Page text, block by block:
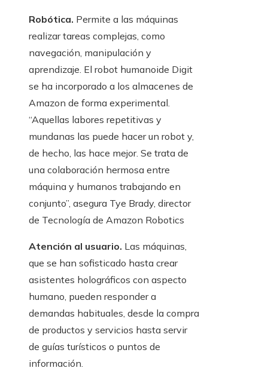
Robótica. Permite a las máquinas
realizar tareas complejas, como
navegación, manipulación y
aprendizaje. El robot humanoide Digit
se ha incorporado a los almacenes de
Amazon de forma experimental.
“Aquellas labores repetitivas y
mundanas las puede hacer un robot y,
de hecho, las hace mejor. Se trata de
una colaboración hermosa entre
máquina y humanos trabajando en
conjunto”, asegura Tye Brady, director
de Tecnología de Amazon Robotics
Atención al usuario. Las máquinas,
que se han sofisticado hasta crear
asistentes holográficos con aspecto
humano, pueden responder a
demandas habituales, desde la compra
de productos y servicios hasta servir
de guías turísticos o puntos de
información.